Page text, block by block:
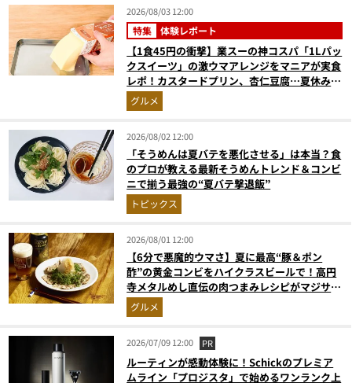
2026/08/03 12:00
特集 体験レポート
【1食45円の衝撃】業スーの神コスパ「1Lパッ
クスイーツ」の激ウマアレンジをマニアが実食
レポ！カスタードプリン、杏仁豆腐…夏休みの
おやつに最強すぎた
グルメ
2026/08/02 12:00
「そうめんは夏バテを悪化させる」は本当？食
のプロが教える最新そうめんトレンド＆コンビ
ニで揃う最強の“夏バテ撃退飯”
トピックス
2026/08/01 12:00
【6分で悪魔的ウマさ】夏に最高“豚＆ポン
酢”の黄金コンビをハイクラスビールで！高円
寺メタルめし直伝の肉つまみレシピがマジサイ
コー【マンダ◯リアンにも食べさせたい】
グルメ
2026/07/09 12:00 PR
ルーティンが感動体験に！Schickのプレミア
ムライン「プロジスタ」で始めるワンランク上